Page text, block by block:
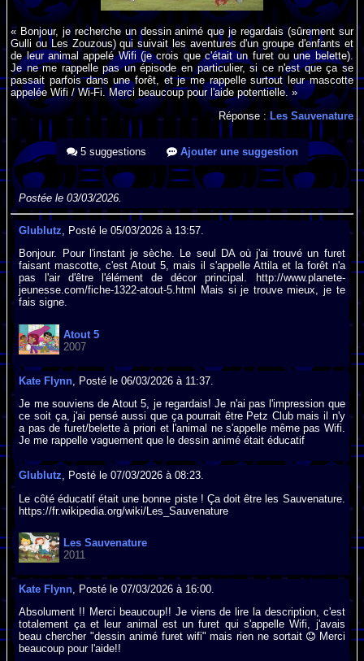
« Bonjour, je recherche un dessin animé que je regardais (sûrement sur
Gulli ou Les Zouzous) qui suivait les aventures d'un groupe d'enfants et
de leur animal appelé Wifi (je crois que c'était un furet ou une belette).
Je ne me rappelle pas un épisode en particulier, si ce n'est que ça se
passait parfois dans une forêt, et je me rappelle surtout leur mascotte
appelée Wifi / Wi-Fi. Merci beaucoup pour l'aide potentielle. »
Réponse :Les Sauvenature
5 suggestions Ajouter une suggestion
Postée le 03/03/2026.
Glublutz , Posté le 05/03/2026 à 13:57.
Bonjour. Pour l'instant je sèche. Le seul DA où j'ai trouvé un furet
faisant mascotte, c'est Atout 5, mais il s'appelle Attila et la forêt n'a
pas l'air d'être l'élément de décor principal. http://www.planete-
jeunesse.com/fiche-1322-atout-5.html Mais si je trouve mieux, je te
fais signe.
Atout 5
2007
Kate Flynn , Posté le 06/03/2026 à 11:37.
Je me souviens de Atout 5, je regardais! Je n'ai pas l'impression que
ce soit ça, j'ai pensé aussi que ça pourrait être Petz Club mais il n'y
a pas de furet/belette à priori et l'animal ne s'appelle même pas Wifi.
Je me rappelle vaguement que le dessin animé était éducatif
Glublutz, Posté le 07/03/2026 à 08:23.
Le côté éducatif était une bonne piste ! Ça doit être les Sauvenature.
https://fr.wikipedia.org/wiki/Les_Sauvenature
Les Sauvenature
2011
Kate Flynn , Posté le 07/03/2026 à 16:00.
Absolument !! Merci beaucoup!! Je viens de lire la description, c'est
totalement ça et leur animal est un furet qui s'appelle Wifi, j'avais
beau chercher "dessin animé furet wifi" mais rien ne sortait
Merci
beaucoup pour l'aide!!